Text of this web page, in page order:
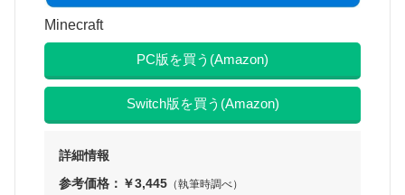
Minecraft
PC版を買う(Amazon)
Switch版を買う(Amazon)
詳細情報
参考価格：￥3,445 （執筆時調べ）